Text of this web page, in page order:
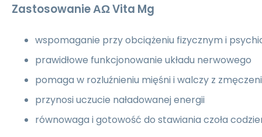
Zastosowanie ΑΩ Vita Mg
wspomaganie przy obciążeniu fizycznym i
prawidłowe funkcjonowanie układu nerwowego
pomaga w rozluźnieniu mięśni i walczy z
przynosi uczucie naładowanej energii
równowaga i gotowość do stawiania czoła